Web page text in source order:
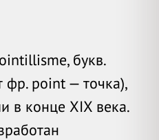
букв.
фр. point — точка),
в конце XIX века.